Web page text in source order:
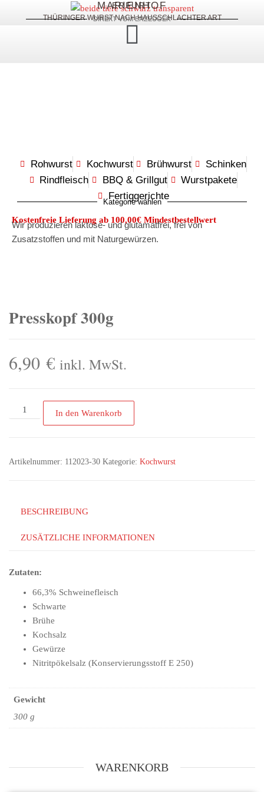
MARIENHOF
ERFURT
THÜRINGER WURST NACH HAUSSCHLACHTER ART
DIREKT VOM ERZEUGER
Rohwurst Kochwurst Brühwurst
Schinken
Rindfleisch
BBQ & Grillgut
Wurstpakete
Fertiggerichte
Kategorie wählen
Kostenfreie Lieferung ab 100,00€ Mindestbestellwert
Wir produzieren laktose- und glutamatfrei, frei von
Zusatzstoffen und mit Naturgewürzen.
Presskopf 300g
6,90 € inkl. MwSt.
In den Warenkorb
Artikelnummer: 112023-30 Kategorie: Kochwurst
BESCHREIBUNG
ZUSÄTZLICHE INFORMATIONEN
Zutaten:
66,3% Schweinefleisch
Schwarte
Brühe
Kochsalz
Gewürze
Nitritpökelsalz (Konservierungsstoff E 250)
Gewicht
300 g
WARENKORB